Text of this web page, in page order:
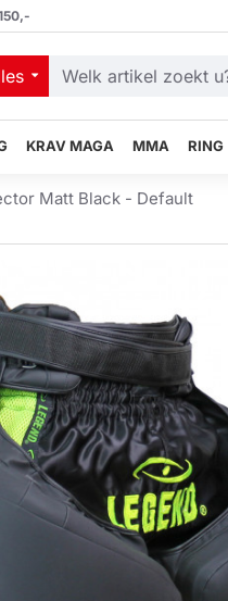
KRAV MAGA MMA RING
Matt Black - Default